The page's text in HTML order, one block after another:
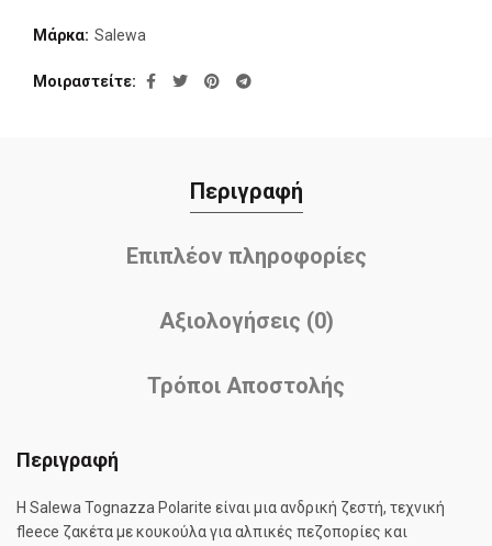
Μάρκα: Salewa
Μοιραστείτε
Περιγραφή
Επιπλέον πληροφορίες
Αξιολογήσεις (0)
Τρόποι Αποστολής
Περιγραφή
Η Salewa Tognazza Polarite είναι μια ανδρική ζεστή, τεχνική
fleece ζακέτα με κουκούλα για αλπικές πεζοπορίες και